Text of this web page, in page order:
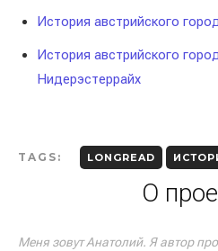
История австрийского
История австрийского
Нидерэстеррайх
TAGS: LONGREAD
О
Меня зовут Анатолий. Я автор